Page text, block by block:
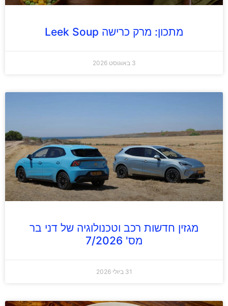
מתכון: מרק כרישה Leek Soup
3 באוגוסט 2026
מגזין חדשות רכב וטכנולוגיה של דני בר
מס' 7/2026
31 ביולי 2026